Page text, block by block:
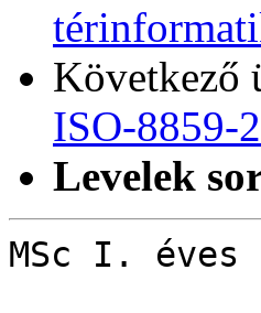
Következő
ISO-8859-
Levelek
MSc I.